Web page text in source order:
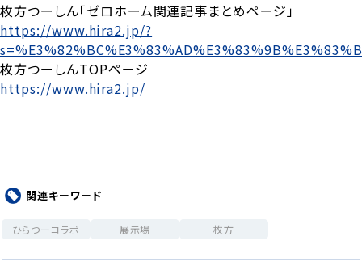
枚方つーしん「ゼロホーム関連記事まとめページ」
https://www.hira2.jp/?
枚方つーしんTOPページ
https://www.hira2.jp/
関連キーワード
ひらつーコラボ 展示場 枚方